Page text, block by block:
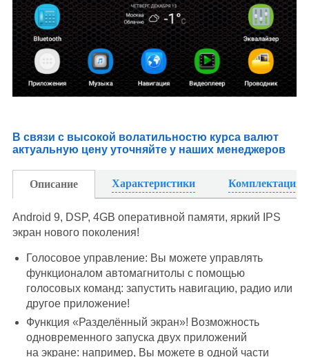
В связи с высокой волатильностю курса валют
актуальную цену уточняйте у наших менеджеров
Описание Характеристики Комплектация
Android 9, DSP, 4GB оперативной памяти, яркий IPS
экран нового поколения!
Голосовое управление: Вы можете управлять
функционалом автомагнитолы с помощью
голосовых команд: запустить навигацию, радио или
другое приложение!
Функция «Разделённый экран»! Возможность
одновременного запуска двух приложений
на экране: например, Вы можете в одной части